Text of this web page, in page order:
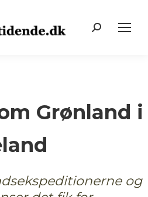
Search:
Grønland i
og